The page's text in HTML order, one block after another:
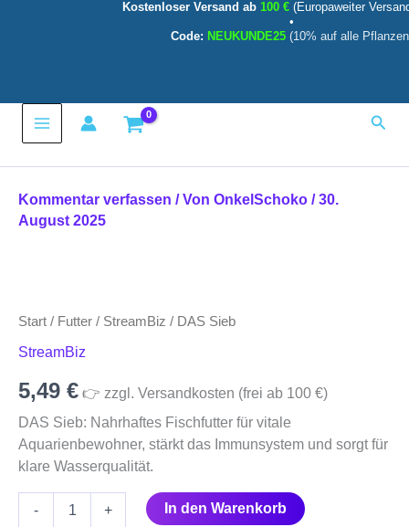
Kostenloser Versand ab 100 € (Europaweiter
•
Code: NEUKUNDE25 (10% auf alle
Main
Kommentar verfassen / Von OnkelSchoko /30.
August 2025
Start / Futter / StreamBiz / DAS Sieb
StreamBiz
5,49 € 👉 zzgl. Versandkosten (frei ab 100 €)
DAS Sieb: Nahrhaftes Fischfutter für vitale
Aquarienbewohner, stärkt das Immunsystem und sorgt für
klare Wasserqualität.
- + In den Warenkorb